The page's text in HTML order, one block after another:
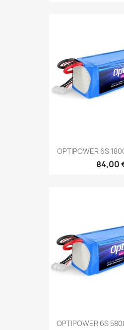
OPTIPOWER 6S
84,00
OPTIPOWER 6S